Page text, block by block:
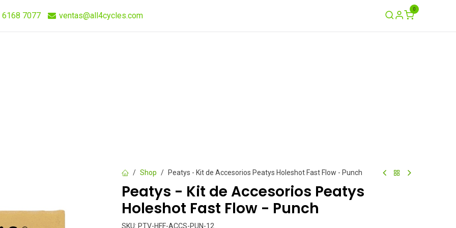
6168 7077 ventas@all4cycles.com
0
Shop Peatys - Kit de Accesorios Peatys Holeshot Fast Flow - Punch
Peatys - Kit de Accesorios Peatys
Holeshot Fast Flow - Punch
SKU: PTV-HFF-ACCS-PUN-12